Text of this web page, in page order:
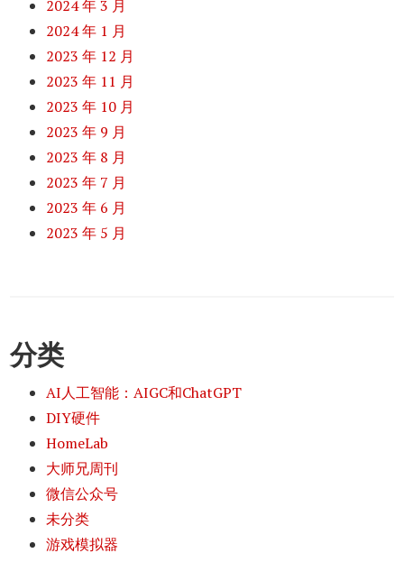
2024 年 3 月
2024 年 1 月
2023 年 12 月
2023 年 11 月
2023 年 10 月
2023 年 9 月
2023 年 8 月
2023 年 7 月
2023 年 6 月
2023 年 5 月
分类
AI人工智能：AIGC和ChatGPT
DIY硬件
HomeLab
大师兄周刊
微信公众号
未分类
游戏模拟器